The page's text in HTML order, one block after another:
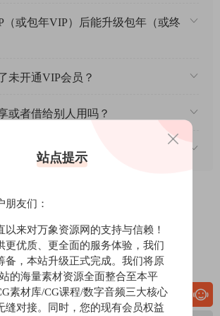
（或包年VIP）后能升级包年（或终
未开通VIP会员？
或者借给别人用吗？
时间查询？
0 0
然环境 UE资源
站点提示
朋友们：
以来对万象资源网的支持与信赖！
更优质、更全面的服务体验，我们
备，本站升级正式完成。我们将原
的海量素材资源全面整合至本平
素材库/CG课程/数字音频三大核心
缝对接。同时，您的现有会员权益